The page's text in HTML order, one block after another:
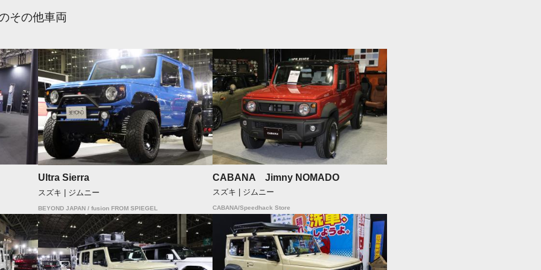
その他車両
Ultra Sierra
スズキ | ジムニー
BEYOND JAPAN / fusion FROM SPIEGEL
CABANA Jimny NOMADO
スズキ | ジムニー
CABANA/Speedhack Store